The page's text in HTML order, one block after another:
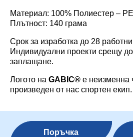
Материал: 100% Полиестер –
Плътност: 140 грама
Срок за изработка до 28
Индивидуални проекти срещу
заплащане.
Логото на GABIC® е неизменна
произведен от нас спортен екип.
Поръчка